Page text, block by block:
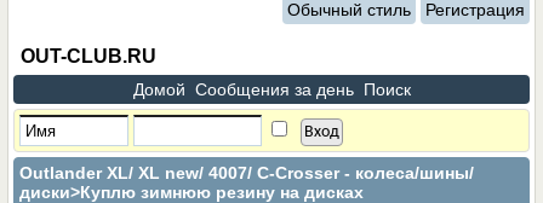
Обычный стиль Регистрация
OUT-CLUB.RU
Домой Сообщения за день Поиск
Outlander XL/ XL new/ 4007/ C-Сrosser - колеса/шины/
диски>Куплю зимнюю резину на дисках